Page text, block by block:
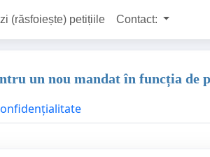
(răsfoiește) petițiile Contact:
un nou mandat în funcția